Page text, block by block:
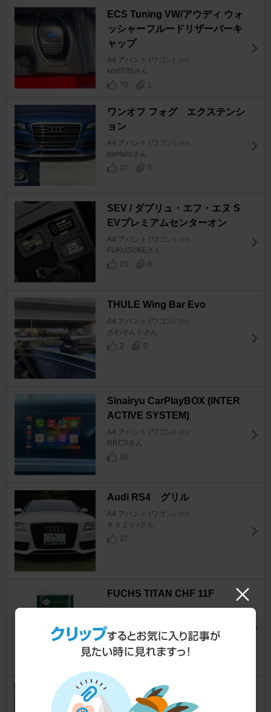
ECS Tuning VW/アウディ ウォ
ッシャーフルードリザーバーキ
ャップ
A4 アバント (ワゴン) [B8]
km8735さん
70
1
ワンオフ フォグ エクステンシ
ョン
A4 アバント (ワゴン) [B8]
pantaroさん
27
0
SEV / ダブリュ・エフ・エヌ S
EVプレミアムセンターオン
A4 アバント (ワゴン) [B8]
FUKUSUKEさん
23
0
THULE Wing Bar Evo
A4 アバント (ワゴン) [B8]
ざわそんぐさん
2
0
Sinairyu CarPlayBOX (lNTER
ACTIVE SYSTEM)
A4 アバント (ワゴン) [B8]
RRCSさん
10
Audi RS4 グリル
A4 アバント (ワゴン) [B8]
ＫＡＺＵ♪さん
37
FUCHS TITAN CHF 11F
A4 アバント (ワゴン)
9
EANOP M60（HUD）
A4 アバント (ワゴン) [B8]